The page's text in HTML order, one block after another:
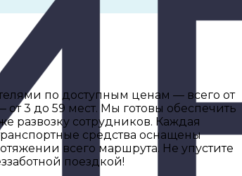
по доступным ценам — всего от
3 до 59 мест. Мы готовы обеспечить
развозку сотрудников. Каждая
средства оснащены
всего маршрута. Не упустите
поездкой!